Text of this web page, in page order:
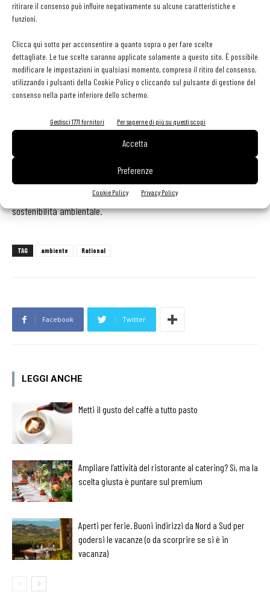
ritirare il consenso può influire negativamente su alcune caratteristiche e
funzioni.
Clicca qui sotto per acconsentire a quanto sopra o per fare scelte
dettagliate. Le tue scelte saranno applicate solamente a questo sito. È possibile
modificare le impostazioni in qualsiasi momento, compreso il ritiro del consenso,
utilizzando i pulsanti della Cookie Policy o cliccando sul pulsante di gestione del
consenso nella parte inferiore dello schermo.
Gestisci 1771 fornitori Per saperne di più su questi scopi
Accetta
Preferenze
Cookie Policy Privacy Policy
verificare facilmente i valori di consumo energetico.
Vengono visualizzati il tempo di caricamento, ovvero il tempo in cui
la porta della camera di cottura rimane aperta per il carico, e
il tempo di inattività al termine del preriscaldamento, ovvero il
tempo in cui il sistema di cottura deve mantenere la temperatura
in attesa del caricamento.
I tempi di apertura della porta e di inattività vengono
ora immediatamente contrassegnati con il valore della perdita di
energia. Un strumento importante verso una maggiore trasparenza
nel consumo delle risorse e una chiara dichiarazione dell’efficienza
energetica di iCombi Pro e dei ristoratori più attenti alla
sostenibilità ambientale.
TAG ambiente Rational
Facebook Twitter
LEGGI ANCHE
Metti il gusto del caffè a tutto pasto
Ampliare l’attività del ristorante al catering? Sì, ma la
scelta giusta è puntare sul premium
Aperti per ferie. Buoni indirizzi da Nord a Sud per
godersi le vacanze (o da scorprire se si è in
vacanza)